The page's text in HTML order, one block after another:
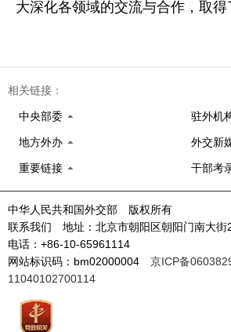
大深化各领域的交流与合作，取得
相关链接：
中央部委 驻外机
地方外办 外交新
重要链接 干部考
中华人民共和国外交部 版权所有
联系我们 地址：北京市朝阳区朝阳门南大
电话：+86-10-65961114
网站标识码：bm02000004 京ICP备
11040102700114